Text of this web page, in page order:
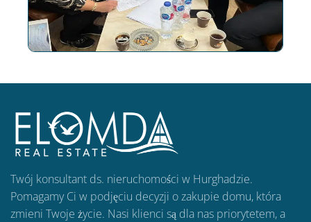
Twój konsultant ds. nieruchomości w Hurghadzie.
Pomagamy Ci w podjęciu decyzji o zakupie domu, która
zmieni Twoje życie. Nasi klienci są dla nas priorytetem, a